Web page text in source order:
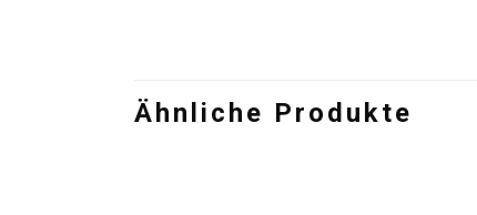
Ähnliche Produkte